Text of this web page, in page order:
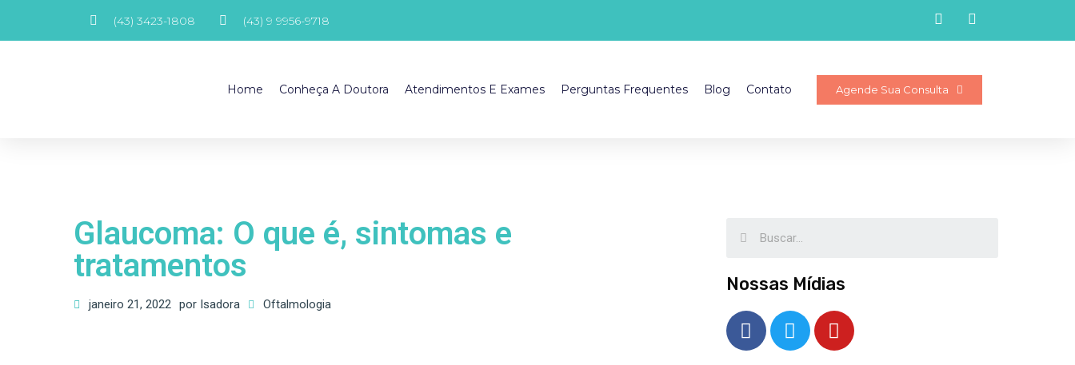
(43) 3423-1808 (43) 9 9956-9718
Home Conheça A Doutora Atendimentos E Exames Perguntas Frequentes Blog Contato Agende Sua Consulta
Glaucoma: O que é, sintomas e
tratamentos
janeiro 21, 2022 por Isadora Oftalmologia
Nossas Mídias